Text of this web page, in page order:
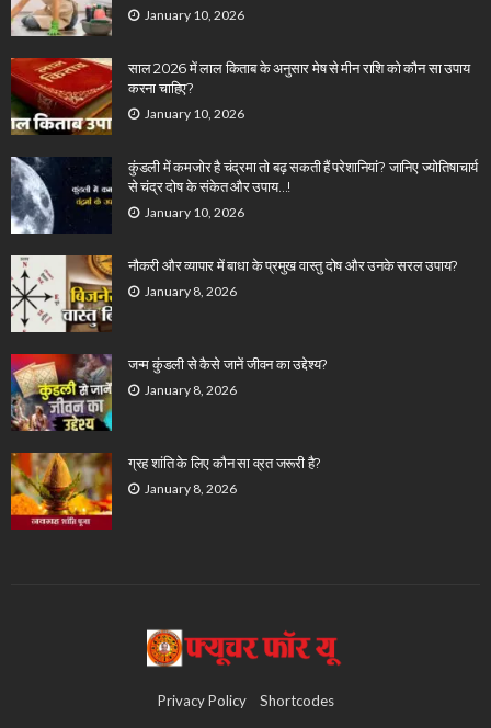
January 10, 2026
साल 2026 में लाल किताब के अनुसार मेष से मीन राशि को कौन सा उपाय
करना चाहिए?
January 10, 2026
कुंडली में कमजोर है चंद्रमा तो बढ़ सकती हैं परेशानियां? जानिए ज्योतिषाचार्य
से चंद्र दोष के संकेत और उपाय…!
January 10, 2026
नौकरी और व्यापार में बाधा के प्रमुख वास्तु दोष और उनके सरल उपाय?
January 8, 2026
जन्म कुंडली से कैसे जानें जीवन का उद्देश्य?
January 8, 2026
ग्रह शांति के लिए कौन सा व्रत जरूरी है?
January 8, 2026
Privacy Policy Shortcodes